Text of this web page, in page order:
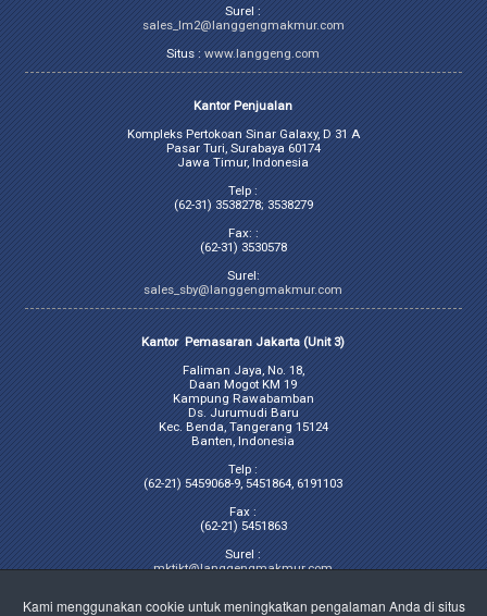
Surel :
sales_lm2@langgengmakmur.com
Situs :www.langgeng.com
Kantor Penjualan
Kompleks Pertokoan Sinar Galaxy, D 31 A
Pasar Turi, Surabaya 60174
Jawa Timur, Indonesia
Telp :
(62-31) 3538278; 3538279
Fax: :
(62-31) 3530578
Surel:
sales_sby@langgengmakmur.com
Kantor Pemasaran Jakarta (Unit 3)
Faliman Jaya, No. 18,
Daan Mogot KM 19
Kampung Rawabamban
Ds. Jurumudi Baru
Kec. Benda, Tangerang 15124
Banten, Indonesia
Telp :
(62-21) 5459068-9, 5451864, 6191103
Fax :
(62-21) 5451863
Surel :
mktjkt@langgengmakmur.com
Kami menggunakan cookie untuk meningkatkan pengalaman Anda di situs